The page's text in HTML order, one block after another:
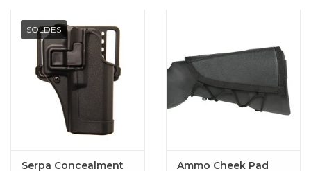
SOLDES
Serpa Concealment
Ammo Cheek Pad